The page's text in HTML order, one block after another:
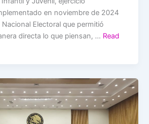
en noviembre de 2024
Electoral que permitió
directa lo que piensan, … Read